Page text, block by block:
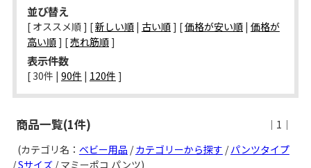
並び替え
[ オススメ順 ] [新しい順| 古い順] [価格が安い順| 価格が
高い順] [売れ筋順]
表示件数
[ 30件 | 90件 | 120件 ]
商品一覧(1件)
｜1｜
(カテゴリ名： ベビー用品 /カテゴリーから探す /パンツタイプ
/Sサイズ/ マミーポコ パンツ)